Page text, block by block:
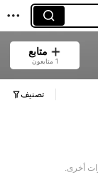
متابع
1 متابعون
تصنيف
أخرى.